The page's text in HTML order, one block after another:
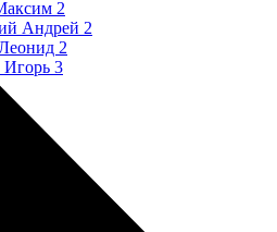
2
Андрей 2
2
3